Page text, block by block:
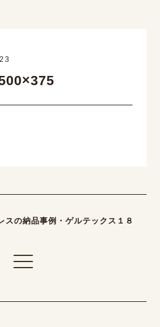
スの納品事例・ゲルテックス１８